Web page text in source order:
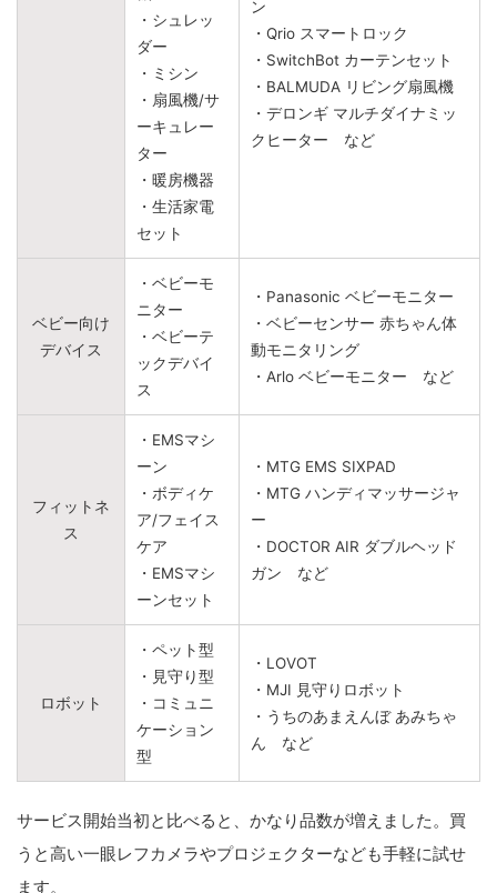
・シュレッ
ダー
・ミシン
・扇風機/サ
ーキュレー
ター
・暖房機器
・生活家電
セット
ン
・Qrio スマートロック
・SwitchBot カーテンセット
・BALMUDA リビング扇風機
・デロンギ マルチダイナミッ
クヒーター など
ベビー向け
デバイス
・ベビーモ
ニター
・ベビーテ
ックデバイ
ス
・Panasonic ベビーモニター
・ベビーセンサー 赤ちゃん体
動モニタリング
・Arlo ベビーモニター など
フィットネ
ス
・EMSマシ
ーン
・ボディケ
ア/フェイス
ケア
・EMSマシ
ーンセット
・MTG EMS SIXPAD
・MTG ハンディマッサージャ
ー
・DOCTOR AIR ダブルヘッド
ガン など
ロボット
・ペット型
・見守り型
・コミュニ
ケーション
型
・LOVOT
・MJI 見守りロボット
・うちのあまえんぼ あみちゃ
ん など
サービス開始当初と比べると、かなり品数が増えました。買
うと高い一眼レフカメラやプロジェクターなども手軽に試せ
ます。